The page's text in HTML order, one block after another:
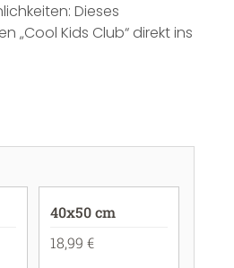
Dieses
„Cool Kids Club“ direkt ins
40x50 cm
18,99 €